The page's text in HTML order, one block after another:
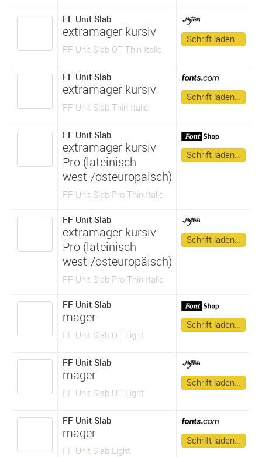
FF Unit Slab
extramager kursiv
FF Unit Slab OT Thin Italic
Schrift laden…
FF Unit Slab
extramager kursiv
FF Unit Slab Thin Italic
Schrift laden…
FF Unit Slab
extramager kursiv
Pro (lateinisch
west-/osteuropäisch)
FF Unit Slab Pro Thin Italic
Schrift laden…
FF Unit Slab
extramager kursiv
Pro (lateinisch
west-/osteuropäisch)
FF Unit Slab Pro Thin Italic
Schrift laden…
FF Unit Slab
mager
FF Unit Slab OT Light
Schrift laden…
FF Unit Slab
mager
FF Unit Slab OT Light
Schrift laden…
FF Unit Slab
mager
FF Unit Slab Light
Schrift laden…